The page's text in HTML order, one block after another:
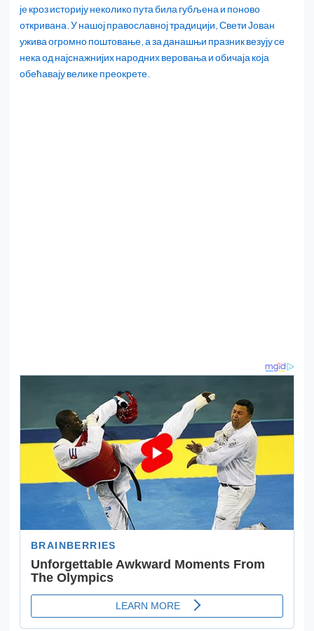
је кроз историју неколико пута била губљена и поново
откривана. У нашој православној традицији, Свети Јован
ужива огромно поштовање, а за данашњи празник везују се
нека од најснажнијих народних веровања и обичаја која
обећавају велике преокрете.